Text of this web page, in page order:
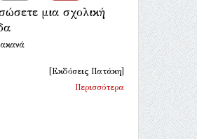
μια σχολική
[Εκδόσεις Πατάκη]
Περισσότερα